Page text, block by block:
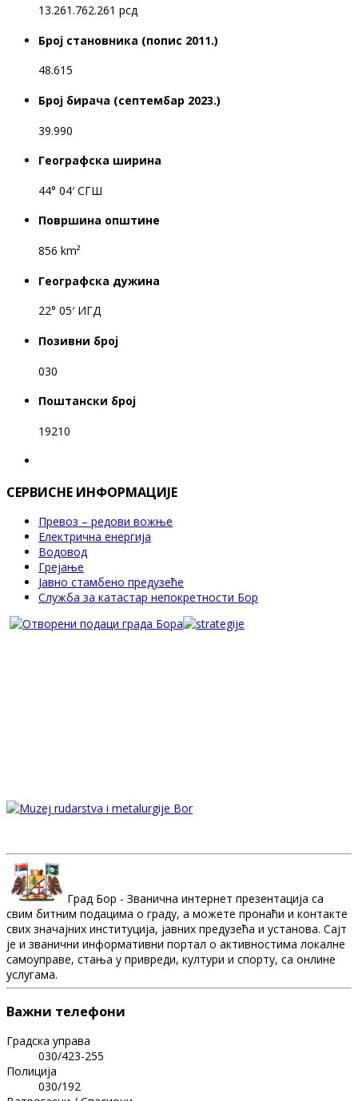
13.261.762.261 рсд
Број становника (попис 2011.)
48.615
Број бирача (септембар 2023.)
39.990
Географска ширина
44° 04′ СГШ
Површина општине
856 km²
Географска дужина
22° 05′ ИГД
Позивни број
030
Поштански број
19210
СЕРВИСНЕ ИНФОРМАЦИЈЕ
Превоз – редови вожње
Електрична енергија
Водовод
Грејање
Јавно стамбено предузеће
Служба за катастар непокретности Бор
Град Бор - Званична интернет презентација са
свим битним подацима о граду, а можете пронаћи и контакте
свих значајних институција, јавних предузећа и установа. Сајт
је и званични информативни портал о активностима локалне
самоуправе, стања у привреди, култури и спорту, са онлине
услугама.
Важни телефони
Градска управа
030/423-255
Полиција
030/192